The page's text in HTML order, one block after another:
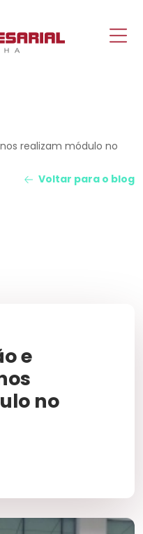
realizam módulo no
Voltar para o blog
e
no